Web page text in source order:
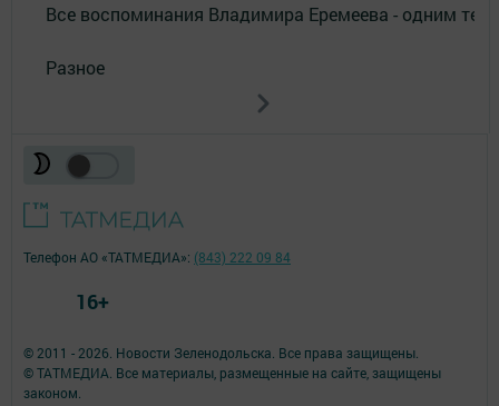
Все воспоминания Владимира Еремеева - одним
Разное
© 2011 - 2026. Новости Зеленодольска. Все права защищены.
© ТАТМЕДИА. Все материалы, размещенные на сайте, защищены
законом.
Телефон АО «ТАТМЕДИА»: (843) 222 09 84
16+